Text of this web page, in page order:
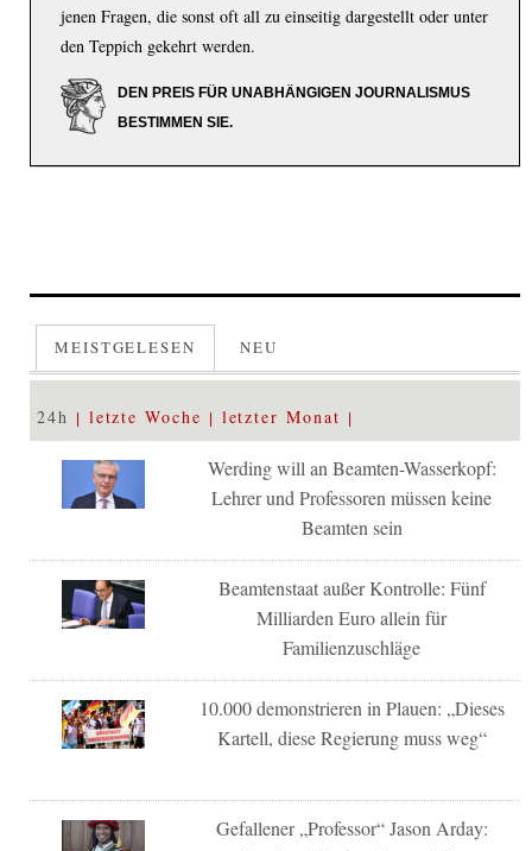
jenen Fragen, die sonst oft all zu einseitig dargestellt oder unter
den Teppich gekehrt werden.
DEN PREIS FÜR UNABHÄNGIGEN JOURNALISMUS
BESTIMMEN SIE.
MEISTGELESEN NEU
24h letzte Woche letzter Monat
Werding will an Beamten-Wasserkopf:
Lehrer und Professoren müssen keine
Beamten sein
Beamtenstaat außer Kontrolle: Fünf
Milliarden Euro allein für
Familienzuschläge
10.000 demonstrieren in Plauen: „Dieses
Kartell, diese Regierung muss weg“
Gefallener „Professor“ Jason Arday: